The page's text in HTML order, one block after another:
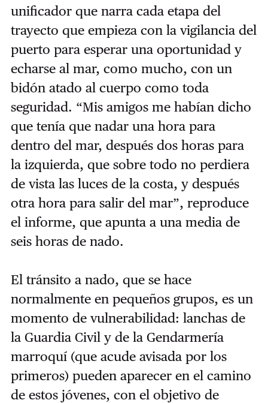
unificador que narra cada etapa del
trayecto que empieza con la vigilancia del
puerto para esperar una oportunidad y
echarse al mar, como mucho, con un
bidón atado al cuerpo como toda
seguridad. “Mis amigos me habían dicho
que tenía que nadar una hora para
dentro del mar, después dos horas para
la izquierda, que sobre todo no perdiera
de vista las luces de la costa, y después
otra hora para salir del mar”, reproduce
el informe, que apunta a una media de
seis horas de nado.
El tránsito a nado, que se hace
normalmente en pequeños grupos, es un
momento de vulnerabilidad: lanchas de
la Guardia Civil y de la Gendarmería
marroquí (que acude avisada por los
primeros) pueden aparecer en el camino
de estos jóvenes, con el objetivo de